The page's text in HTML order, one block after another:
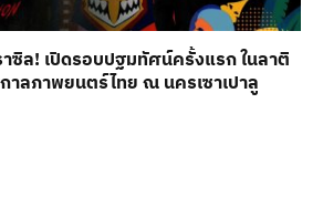
ซิล! เปิดรอบปฐมทัศน์ครั้งแรก ในลาติ
าลภาพยนตร์ไทย ณ นครเซาเปาลู